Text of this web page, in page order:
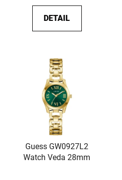
DETAIL
Guess GW0927L2
Watch Veda 28mm